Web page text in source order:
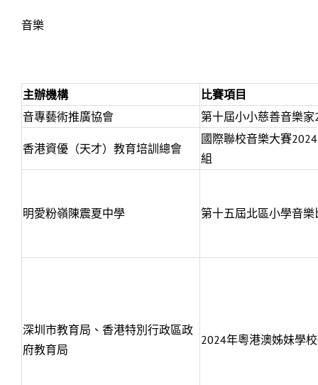
音樂
主辦機構
比賽項目
音專藝術推廣協會
第十屆小小慈善音樂家
香港資優（天才）教育培訓總會
國際聯校音樂大賽
組
明愛粉嶺陳震夏中學 第十五屆北區小學音樂
深圳市教育局、香港特別行政區政
府教育局
2024年粵港澳姊妹學